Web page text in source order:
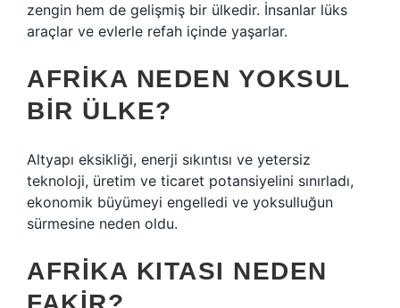
zengin hem de gelişmiş bir ülkedir. İnsanlar lüks
araçlar ve evlerle refah içinde yaşarlar.
AFRIKA NEDEN YOKSUL
BIR ÜLKE?
Altyapı eksikliği, enerji sıkıntısı ve yetersiz
teknoloji, üretim ve ticaret potansiyelini sınırladı,
ekonomik büyümeyi engelledi ve yoksulluğun
sürmesine neden oldu.
AFRIKA KITASI NEDEN